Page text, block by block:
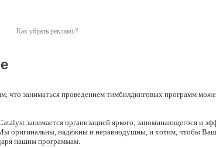
Как убрать рекламу?
что заниматься проведением тимбилдинговых программ
занимается организацией яркого, запоминающегося и
оригинальны, надёжны и неравнодушны, и хотим, чтобы
нашим программам.